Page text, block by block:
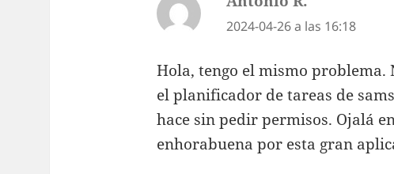
2024-04-26 a las 16:18
Hola, tengo el mismo problema.
el planificador de tareas de
hace sin pedir permisos. Ojalá
enhorabuena por esta gran